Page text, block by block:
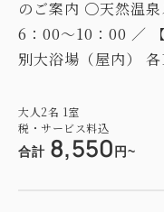
のご案内 〇天然温
6：00～10：00 ／
別大浴場（屋内）
大人2名 1室
税・サービス料込
合計 8,550 円~